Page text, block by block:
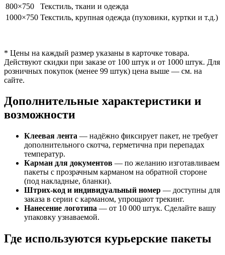
800×750
Текстиль, ткани и одежда
1000×750 Текстиль, крупная одежда (пуховики, куртки и т.д.)
* Цены на каждый размер указаны в карточке товара.
Действуют скидки при заказе от 100 штук и от 1000 штук. Для
розничных покупок (менее 99 штук) цена выше — см. на
сайте.
Дополнительные характеристики и
возможности
Клеевая лента — надёжно фиксирует пакет, не требует
дополнительного скотча, герметична при перепадах
температур.
Карман для документов — по желанию изготавливаем
пакеты с прозрачным карманом на обратной стороне
(под накладные, бланки).
Штрих-код и индивидуальный номер — доступны для
заказа в серии с карманом, упрощают трекинг.
Нанесение логотипа — от 10 000 штук. Сделайте вашу
упаковку узнаваемой.
Где используются курьерские пакеты